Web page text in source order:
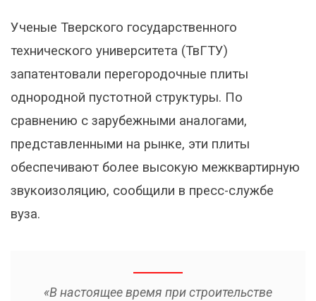
Ученые Тверского государственного
технического университета (ТвГТУ)
запатентовали перегородочные плиты
однородной пустотной структуры. По
сравнению с зарубежными аналогами,
представленными на рынке, эти плиты
обеспечивают более высокую межквартирную
звукоизоляцию, сообщили в пресс-службе
вуза.
«В настоящее время при строительстве